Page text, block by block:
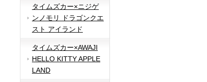
タイムズカー×ニジゲ
ンノモリ ドラゴンクエ
スト アイランド
タイムズカー×AWAJI
HELLO KITTY APPLE
LAND